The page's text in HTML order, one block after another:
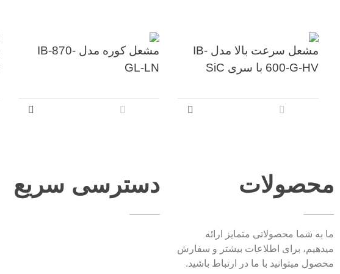
مشعل سرعت بالا مدل IB-
600-G-HV با سری SiC
مشعل کوره مدل IB-870-
GL-LN
محصولات
ما به شما محصولاتی متمایز ارائه
میدهیم، برای اطلاعات بیشتر و سفارش
محصول میتوانید با ما در ارتباط باشید.
دسترسی سریع